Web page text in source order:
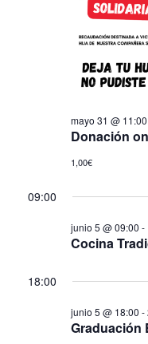
Donación
mayo 31 @ 11:00
1,00€
09:00
Cocina
junio 5 @ 09:00 -
18:00
Graduación
junio 5 @ 18:00 -